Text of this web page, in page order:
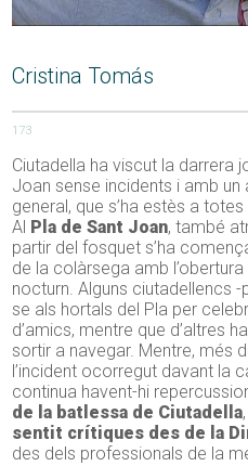
Cristina Tomás
173
Ciutadella ha viscut la darrera
Joan sense incidents i amb un
general, que s’ha estès a
Al Pla de Sant Joan, també
partir del fosquet s’ha
de la colàrsega amb
nocturn. Alguns ciutadellencs
se als hortals del Pla per
d’amics, mentre que d’altres
sortir a navegar. Mentre, més
l’incident ocorregut davant la
continua havent-hi
de la batlessa de Ciutadella
sentit crítiques des de la
des dels professionals de la